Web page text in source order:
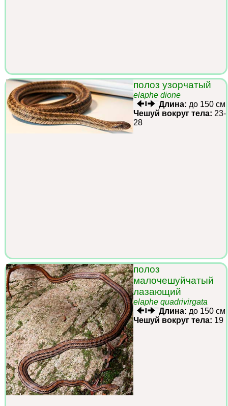
полоз узорчатый
elaphe dione
Длина: до 150 см
Чешуй вокруг тела: 23-
28
полоз
малочешуйчатый
лазающий
elaphe quadrivirgata
Длина: до 150 см
Чешуй вокруг тела: 19